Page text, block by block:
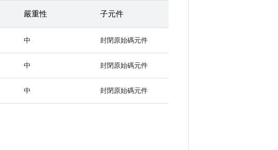
嚴重性 子元件
中 封閉原始碼元件
中 封閉原始碼元件
中 封閉原始碼元件